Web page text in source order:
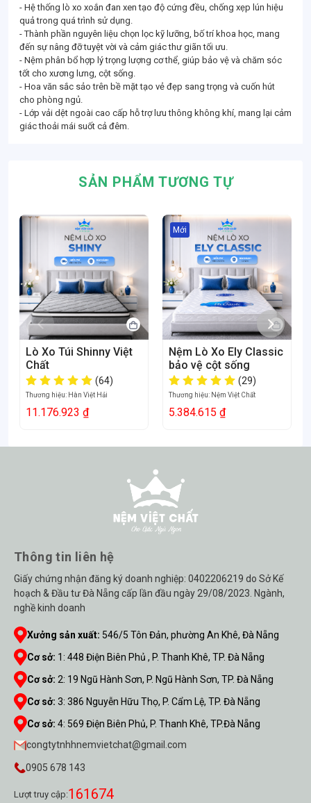
- Hệ thống lò xo xoắn đan xen tạo độ cứng đều, chống xẹp lún hiệu
quả trong quá trình sử dụng.
- Thành phần nguyên liệu chọn lọc kỹ lưỡng, bố trí khoa học, mang
đến sự nâng đỡ tuyệt vời và cảm giác thư giãn tối ưu.
- Nệm phân bổ hợp lý trọng lượng cơ thể, giúp bảo vệ và chăm sóc
tốt cho xương lưng, cột sống.
- Hoa văn sắc sảo trên bề mặt tạo vẻ đẹp sang trọng và cuốn hút
cho phòng ngủ.
- Lớp vải dệt ngoài cao cấp hỗ trợ lưu thông không khí, mang lại cảm
giác thoải mái suốt cả đêm.
SẢN PHẨM TƯƠNG TỰ
Lò Xo Túi Shinny Việt
Chất
(64)
Thương hiệu: Hàn Việt Hải
11.176.923 ₫
Mới
Nệm Lò Xo Ely Classic
bảo vệ cột sống
(29)
Thương hiệu: Nệm Việt Chất
5.384.615 ₫
Thông tin liên hệ
Giấy chứng nhận đăng ký doanh nghiệp: 0402206219 do Sở Kế
hoạch & Đầu tư Đà Nẵng cấp lần đầu ngày 29/08/2023. Ngành,
nghề kinh doanh
Xưởng sản xuất: 546/5 Tôn Đản, phường An Khê, Đà Nẵng
Cơ sở: 1 : 448 Điện Biên Phủ , P. Thanh Khê, TP. Đà Nẵng
Cơ sở: 2: 19 Ngũ Hành Sơn, P. Ngũ Hành Sơn, TP. Đà Nẵng
Cơ sở: 3: 386 Nguyễn Hữu Thọ, P. Cẩm Lệ, TP. Đà Nẵng
Cơ sở: 4: 569 Điện Biên Phủ, P. Thanh Khê, TP.Đà Nẵng
congtytnhhnemvietchat@gmail.com
0905 678 143
Lượt truy cập:161674